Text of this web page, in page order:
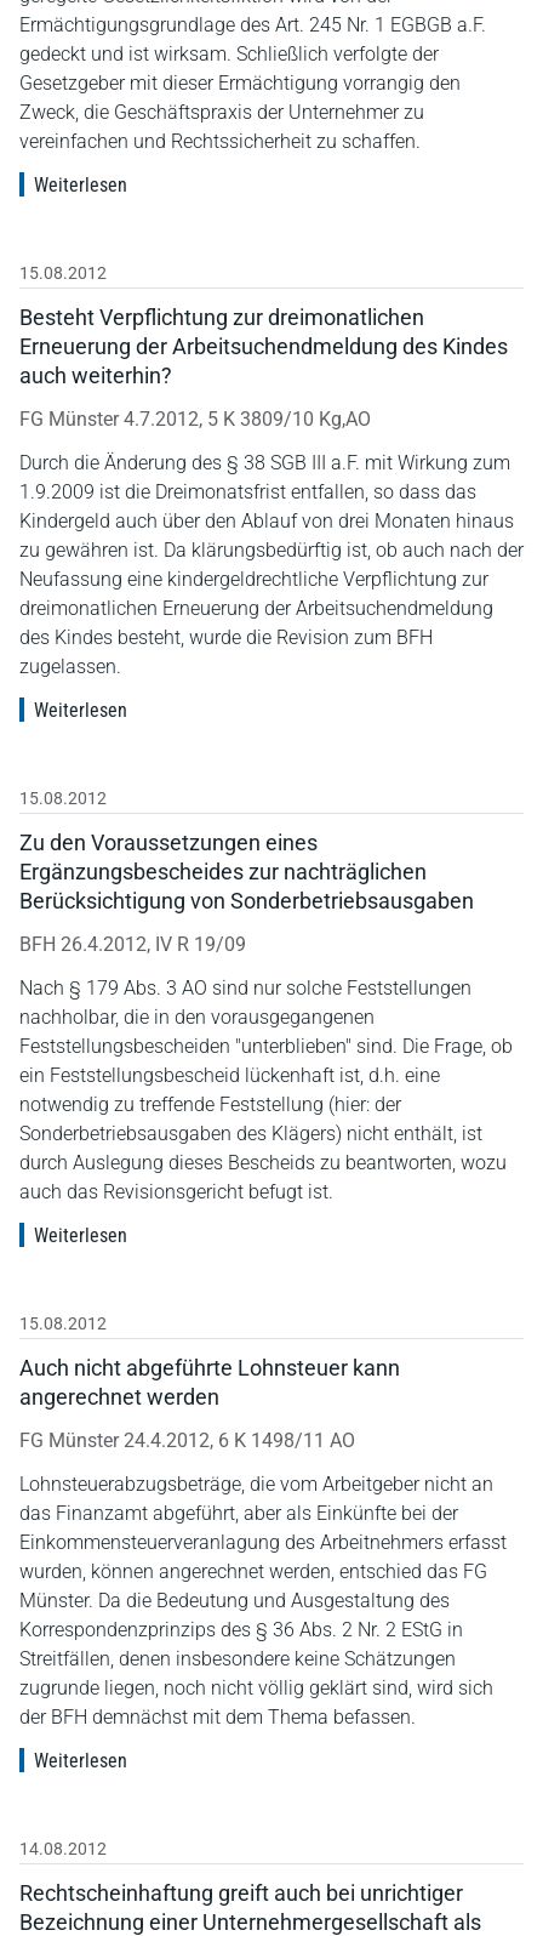
Ermächtigungsgrundlage des Art. 245 Nr. 1 EGBGB a.F.
gedeckt und ist wirksam. Schließlich verfolgte der
Gesetzgeber mit dieser Ermächtigung vorrangig den
Zweck, die Geschäftspraxis der Unternehmer zu
vereinfachen und Rechtssicherheit zu schaffen.
Weiterlesen
15.08.2012
Besteht Verpflichtung zur dreimonatlichen
Erneuerung der Arbeitsuchendmeldung des Kindes
auch weiterhin?
FG Münster 4.7.2012, 5 K 3809/10 Kg,AO
Durch die Änderung des § 38 SGB III a.F. mit Wirkung zum
1.9.2009 ist die Dreimonatsfrist entfallen, so dass das
Kindergeld auch über den Ablauf von drei Monaten hinaus
zu gewähren ist. Da klärungsbedürftig ist, ob auch nach der
Neufassung eine kindergeldrechtliche Verpflichtung zur
dreimonatlichen Erneuerung der Arbeitsuchendmeldung
des Kindes besteht, wurde die Revision zum BFH
zugelassen.
Weiterlesen
15.08.2012
Zu den Voraussetzungen eines
Ergänzungsbescheides zur nachträglichen
Berücksichtigung von Sonderbetriebsausgaben
BFH 26.4.2012, IV R 19/09
Nach § 179 Abs. 3 AO sind nur solche Feststellungen
nachholbar, die in den vorausgegangenen
Feststellungsbescheiden "unterblieben" sind. Die Frage, ob
ein Feststellungsbescheid lückenhaft ist, d.h. eine
notwendig zu treffende Feststellung (hier: der
Sonderbetriebsausgaben des Klägers) nicht enthält, ist
durch Auslegung dieses Bescheids zu beantworten, wozu
auch das Revisionsgericht befugt ist.
Weiterlesen
15.08.2012
Auch nicht abgeführte Lohnsteuer kann
angerechnet werden
FG Münster 24.4.2012, 6 K 1498/11 AO
Lohnsteuerabzugsbeträge, die vom Arbeitgeber nicht an
das Finanzamt abgeführt, aber als Einkünfte bei der
Einkommensteuerveranlagung des Arbeitnehmers erfasst
wurden, können angerechnet werden, entschied das FG
Münster. Da die Bedeutung und Ausgestaltung des
Korrespondenzprinzips des § 36 Abs. 2 Nr. 2 EStG in
Streitfällen, denen insbesondere keine Schätzungen
zugrunde liegen, noch nicht völlig geklärt sind, wird sich
der BFH demnächst mit dem Thema befassen.
Weiterlesen
14.08.2012
Rechtscheinhaftung greift auch bei unrichtiger
Bezeichnung einer Unternehmergesellschaft als